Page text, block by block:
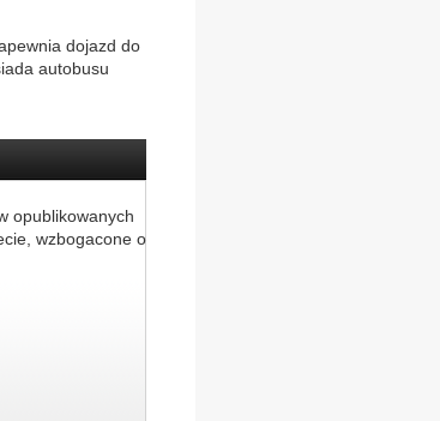
dojazd do
autobusu
opublikowanych
wzbogacone o